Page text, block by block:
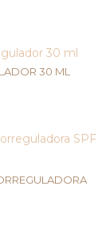
30 ML